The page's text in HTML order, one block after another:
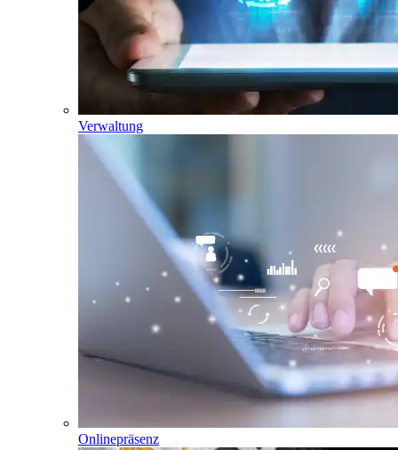
Verwaltung
Onlinepräsenz